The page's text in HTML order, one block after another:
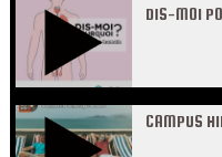
DIS-MOI
CAMPUS